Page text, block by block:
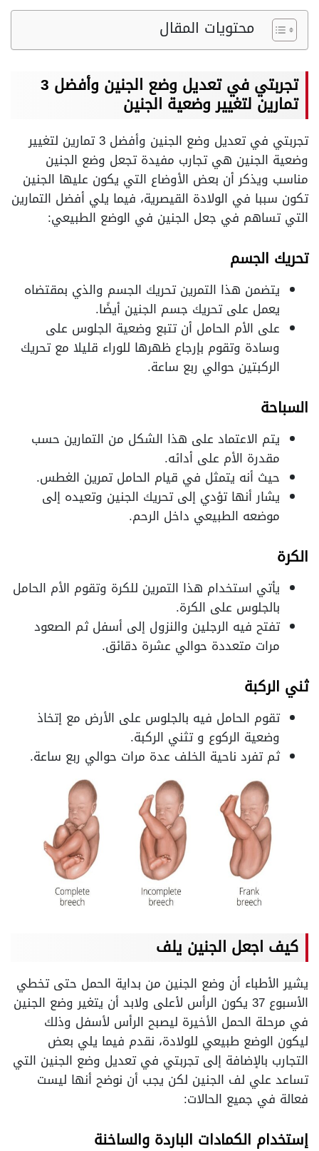
محتويات المقال
تجربتي في تعديل وضع الجنين وأفضل 3
تمارين لتغيير وضعية الجنين
تجربتي في تعديل وضع الجنين وأفضل 3 تمارين لتغيير
وضعية الجنين هي تجارب مفيدة تجعل وضع الجنين
مناسب ويذكر أن بعض الأوضاع التي يكون عليها الجنين
تكون سببا في الولادة القيصرية، فيما يلي أفضل التمارين
التي تساهم في جعل الجنين في الوضع الطبيعي:
تحريك الجسم
يتضمن هذا التمرين تحريك الجسم والذي بمقتضاه
يعمل على تحريك جسم الجنين أيضًا.
على الأم الحامل أن تتبع وضعية الجلوس على
وسادة وتقوم بإرجاع ظهرها للوراء قليلا مع تحريك
الركبتين حوالي ربع ساعة.
السباحة
يتم الاعتماد على هذا الشكل من التمارين حسب
مقدرة الأم على أدائه.
حيث أنه يتمثل في قيام الحامل تمرين الغطس.
يشار أنها تؤدي إلى تحريك الجنين وتعيده إلى
موضعه الطبيعي داخل الرحم.
الكرة
يأتي استخدام هذا التمرين للكرة وتقوم الأم الحامل
بالجلوس على الكرة.
تفتح فيه الرجلين والنزول إلى أسفل ثم الصعود
مرات متعددة حوالي عشرة دقائق.
ثني الركبة
تقوم الحامل فيه بالجلوس على الأرض مع إتخاذ
وضعية الركوع و تثني الركبة.
ثم تفرد ناحية الخلف عدة مرات حوالي ربع ساعة.
كيف اجعل الجنين يلف
يشير الأطباء أن وضع الجنين من بداية الحمل حتى تخطي
الأسبوع 37 يكون الرأس لأعلى ولابد أن يتغير وضع الجنين
في مرحلة الحمل الأخيرة ليصبح الرأس لأسفل وذلك
ليكون الوضع طبيعي للولادة، نقدم فيما يلي بعض
التجارب بالإضافة إلى تجربتي في تعديل وضع الجنين التي
تساعد علي لف الجنين لكن يجب أن نوضح أنها ليست
فعالة في جميع الحالات:
إستخدام الكمادات الباردة والساخنة